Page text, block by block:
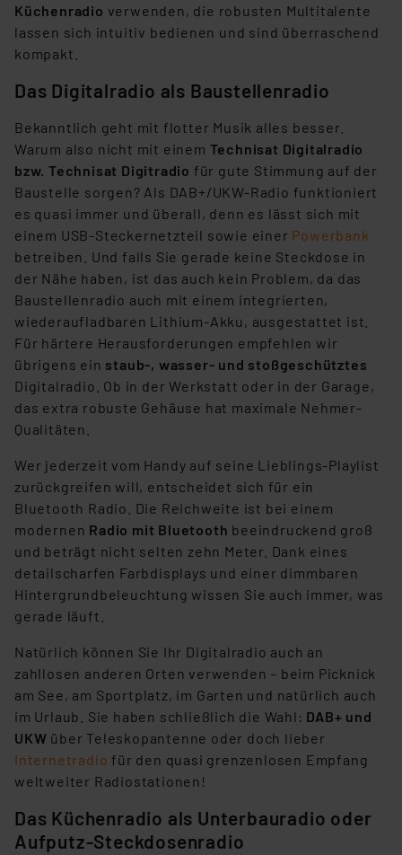
Link „Cookie Einstellungen“ anpassen oder widerrufen.
Die Rechtmäßigkeit der Speicherung, Abrufung und
Weiterverarbeitung dieser Daten zur Auswertung und
unberührt. Ihre Browser-Einstellungen können dazu
führen, dass die Einstellungen nicht längerfristig
gespeichert werden und dieses Banner erneut
angezeigt wird.
„Einige Drittanbieter verarbeiten personenbezogene
Daten in den USA. Ihre Einwilligung zur Einbindung von
Cookies dieser Drittanbieter umfasst daher ggf. auch
die Verarbeitung Ihrer Daten in den USA gemäß Art. 49
(1) lit. a DSGVO. Nähere Infos zu diesen Drittanbietern
und zu der jeweiligen Datenübermittlung erhalten Sie in
der Datenschutzerklärung. Für die USA besteht kein
Angemessenheitsbeschluss der EU. Dies bedeutet,
dass die USA als Land mit unzureichendem
Datenschutz nach EU-Standards eingestuft wird. So
besteht etwa das Risiko, dass US-Behörden
Überwachungsprogrammen verarbeiten, ohne dass
hiergegen Klagemöglichkeiten für Europäer bestehen.
Unsere Kooperation mit diesen Dienstleistern stützt
sich auf die Standarddatenschutzklauseln der
Europäischen Kommission sowie einer eigenen
Beurteilung der mit der Datenübermittlung,
insbesondere der Art der übermittelten Daten,
verbundenen Risiken.“
Impressum|Datenschutzerklärung
Küchenradio verwenden, die robusten Multitalente
lassen sich intuitiv bedienen und sind überraschend
kompakt.
Das Digitalradio als Baustellenradio
Bekanntlich geht mit flotter Musik alles besser.
Warum also nicht mit einem Technisat Digitalradio
bzw. Technisat Digitradio für gute Stimmung auf der
Baustelle sorgen? Als DAB+/UKW-Radio funktioniert
es quasi immer und überall, denn es lässt sich mit
einem USB-Steckernetzteil sowie einer Powerbank
betreiben. Und falls Sie gerade keine Steckdose in
der Nähe haben, ist das auch kein Problem, da das
Baustellenradio auch mit einem integrierten,
wiederaufladbaren Lithium-Akku, ausgestattet ist.
Für härtere Herausforderungen empfehlen wir
übrigens ein staub-, wasser- und stoßgeschütztes
Digitalradio. Ob in der Werkstatt oder in der Garage,
das extra robuste Gehäuse hat maximale Nehmer-
Qualitäten.
Wer jederzeit vom Handy auf seine Lieblings-Playlist
zurückgreifen will, entscheidet sich für ein
Bluetooth Radio. Die Reichweite ist bei einem
modernen Radio mit Bluetooth beeindruckend groß
und beträgt nicht selten zehn Meter. Dank eines
detailscharfen Farbdisplays und einer dimmbaren
Hintergrundbeleuchtung wissen Sie auch immer, was
gerade läuft.
Natürlich können Sie Ihr Digitalradio auch an
zahllosen anderen Orten verwenden – beim Picknick
am See, am Sportplatz, im Garten und natürlich auch
im Urlaub. Sie haben schließlich die Wahl: DAB+ und
UKW über Teleskopantenne oder doch lieber
Internetradio für den quasi grenzenlosen Empfang
weltweiter Radiostationen!
Das Küchenradio als Unterbauradio oder
Aufputz-Steckdosenradio